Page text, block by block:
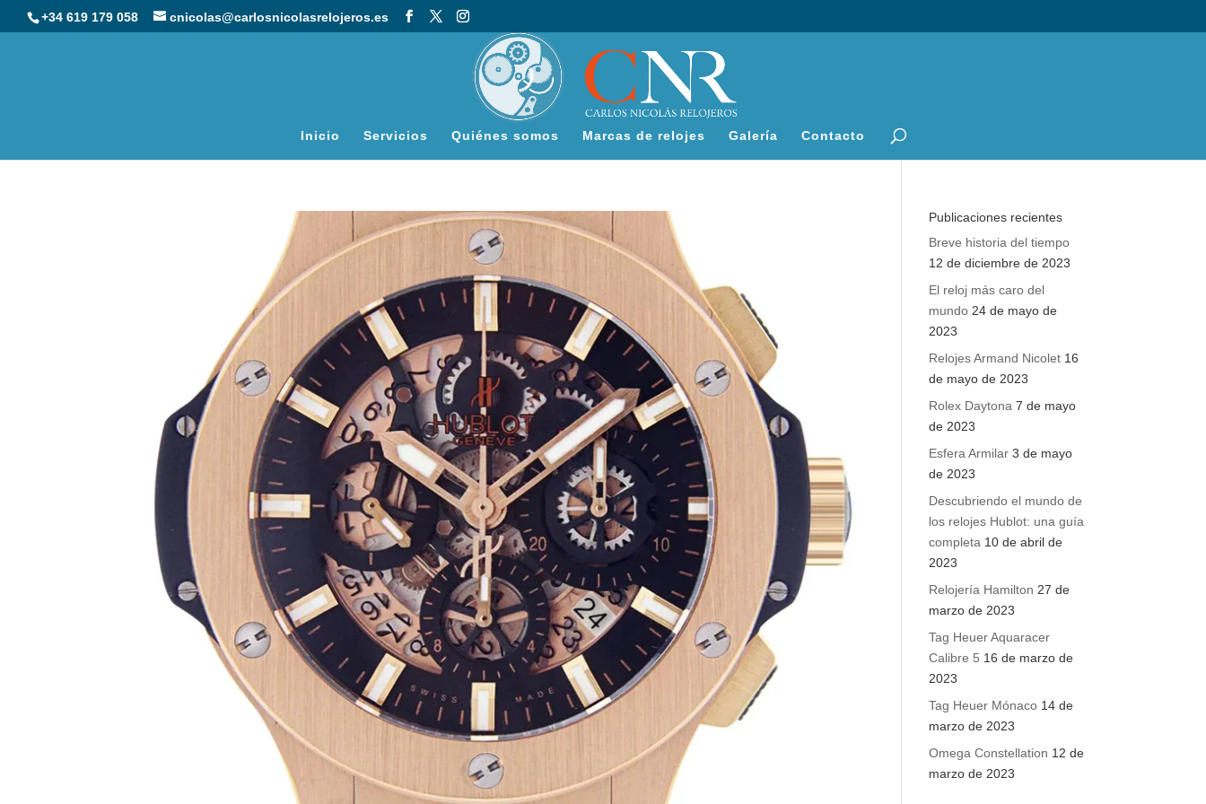
+34 619 179 058 cnicolas@carlosnicolasrelojeros.es
Inicio Servicios Quiénes somos Marcas de relojes Galería Contacto
Publicaciones recientes
Breve historia del tiempo
12 de diciembre de 2023
El reloj más caro del
mundo 24 de mayo de
2023
Relojes Armand Nicolet 16
de mayo de 2023
Rolex Daytona 7 de mayo
de 2023
Esfera Armilar 3 de mayo
de 2023
Descubriendo el mundo de
los relojes Hublot: una guía
completa 10 de abril de
2023
Relojería Hamilton 27 de
marzo de 2023
Tag Heuer Aquaracer
Calibre 5 16 de marzo de
2023
Tag Heuer Mónaco 14 de
marzo de 2023
Omega Constellation 12 de
marzo de 2023